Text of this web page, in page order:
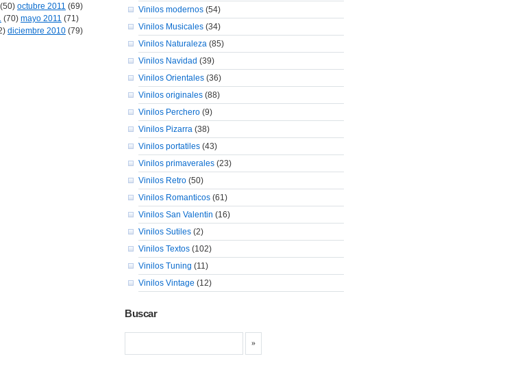
(50) octubre 2011 (69)
(70) mayo 2011 (71)
diciembre 2010 (79)
Vinilos modernos (54)
Vinilos Musicales (34)
Vinilos Naturaleza (85)
Vinilos Navidad (39)
Vinilos Orientales (36)
Vinilos originales (88)
Vinilos Perchero (9)
Vinilos Pizarra (38)
Vinilos portatiles (43)
Vinilos primaverales (23)
Vinilos Retro (50)
Vinilos Romanticos (61)
Vinilos San Valentin (16)
Vinilos Sutiles (2)
Vinilos Textos (102)
Vinilos Tuning (11)
Vinilos Vintage (12)
Buscar